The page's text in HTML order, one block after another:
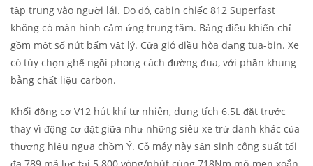
tập trung vào người lái. Do đó, cabin chiếc 812 Superfast
không có màn hình cảm ứng trung tâm. Bảng điều khiển chỉ
gồm một số nút bấm vật lý. Cửa gió điều hòa dạng tua-bin. Xe
có tùy chọn ghế ngồi phong cách đường đua, với phần khung
bằng chất liệu carbon.
Khối động cơ V12 hút khí tự nhiên, dung tích 6.5L đặt trước
thay vì động cơ đặt giữa như những siêu xe trứ danh khác của
thương hiệu ngựa chồm Ý. Cỗ máy này sản sinh công suất tối
đa 789 mã lực tại 5.800 vòng/phút cùng 718Nm mô-men xoắn